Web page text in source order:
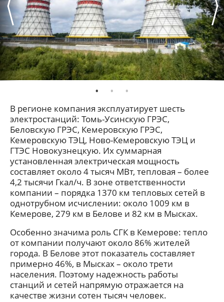
В регионе компания эксплуатирует шесть
электростанций: Томь-Усинскую ГРЭС,
Беловскую ГРЭС, Кемеровскую ГРЭС,
Кемеровскую ТЭЦ, Ново-Кемеровскую ТЭЦ и
ГТЭС Новокузнецкую. Их суммарная
установленная электрическая мощность
составляет около 4 тысяч МВт, тепловая – более
4,2 тысячи Гкал/ч. В зоне ответственности
компании – порядка 1370 км тепловых сетей в
однотрубном исчислении: около 1009 км в
Кемерове, 279 км в Белове и 82 км в Мысках.
Особенно значима роль СГК в Кемерове: тепло
от компании получают около 86% жителей
города. В Белове этот показатель составляет
примерно 46%, в Мысках – около трети
населения. Поэтому надежность работы
станций и сетей напрямую отражается на
качестве жизни сотен тысяч человек.